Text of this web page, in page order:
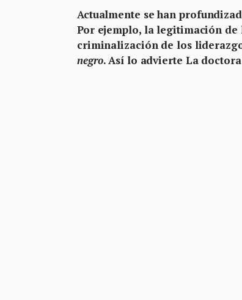
Actualmente se han
Por ejemplo, la legitimación
criminalización de los
negro. Así lo advierte La